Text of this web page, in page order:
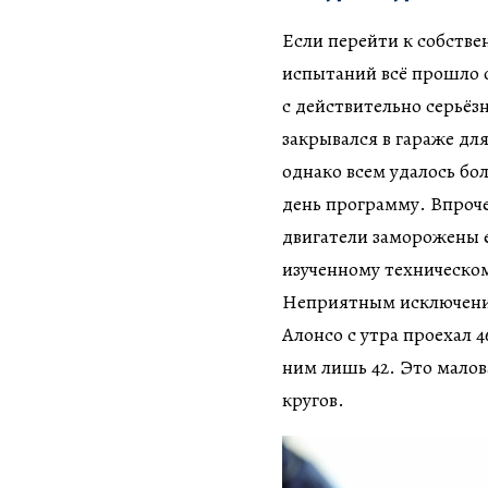
Если перейти к
испытаний всё прошло
с действительно
закрывался в гараже
однако всем удалось
день программу.
двигатели заморожены
изученному
Неприятным
Алонсо с утра проехал
ним лишь 42. Это
кругов.